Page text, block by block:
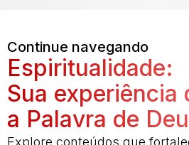
Continue navegando
Espiritualidade:
Sua experiência
a Palavra de
Explore conteúdos que